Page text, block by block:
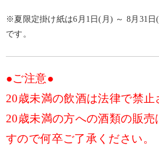
※夏限定掛け紙は6月1日(月) ～ 8月31日
です。
●ご注意●
20歳未満の飲酒は法律で禁止
20歳未満の方への酒類の販売
すので何卒ご了承ください。